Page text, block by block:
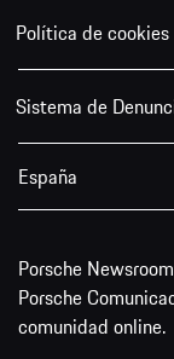
Política de cookies
Sistema de
España
Porsche
Porsche
comunidad online.